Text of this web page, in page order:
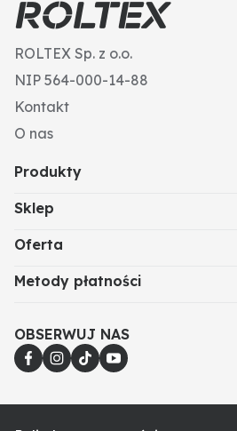
ROLTEX Sp. z o.o.
NIP 564-000-14-88
Kontakt
O nas
Produkty
Sklep
Oferta
Metody płatności
OBSERWUJ NAS